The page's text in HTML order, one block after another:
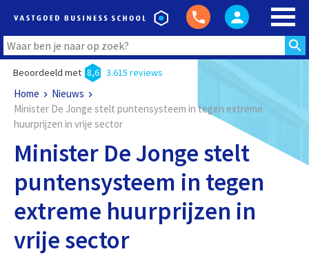
Beoordeeld met 8,6 3.615 reviews
Home
Nieuws
Minister De Jonge stelt puntensysteem in tegen extreme
huurprijzen in vrije sector
Minister De Jonge stelt
puntensysteem in tegen
extreme huurprijzen in
vrije sector